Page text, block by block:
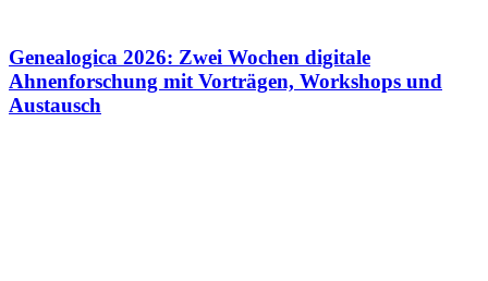
Genealogica 2026: Zwei Wochen digitale
Ahnenforschung mit Vorträgen, Workshops und
Austausch